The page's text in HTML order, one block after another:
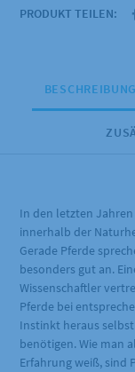
PRODUKT TEILEN:
BESCHREIBUNG
In den letzten
innerhalb der
Gerade Pferde
besonders gut an.
Wissenschaftler
Pferde bei
Instinkt heraus
benötigen. Wie man
Erfahrung weiß, sind